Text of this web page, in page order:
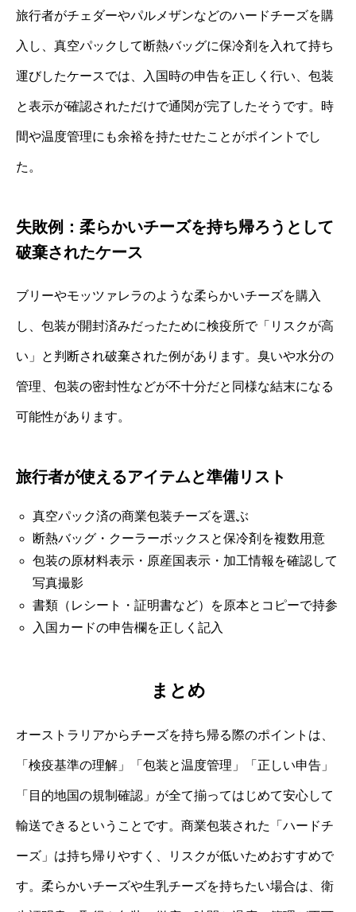
旅行者がチェダーやパルメザンなどのハードチーズを購
入し、真空パックして断熱バッグに保冷剤を入れて持ち
運びしたケースでは、入国時の申告を正しく行い、包装
と表示が確認されただけで通関が完了したそうです。時
間や温度管理にも余裕を持たせたことがポイントでし
た。
失敗例：柔らかいチーズを持ち帰ろうとして
破棄されたケース
ブリーやモッツァレラのような柔らかいチーズを購入
し、包装が開封済みだったために検疫所で「リスクが高
い」と判断され破棄された例があります。臭いや水分の
管理、包装の密封性などが不十分だと同様な結末になる
可能性があります。
旅行者が使えるアイテムと準備リスト
真空パック済の商業包装チーズを選ぶ
断熱バッグ・クーラーボックスと保冷剤を複数用意
包装の原材料表示・原産国表示・加工情報を確認して
写真撮影
書類（レシート・証明書など）を原本とコピーで持参
入国カードの申告欄を正しく記入
まとめ
オーストラリアからチーズを持ち帰る際のポイントは、
「検疫基準の理解」「包装と温度管理」「正しい申告」
「目的地国の規制確認」が全て揃ってはじめて安心して
輸送できるということです。商業包装された「ハードチ
ーズ」は持ち帰りやすく、リスクが低いためおすすめで
す。柔らかいチーズや生乳チーズを持ちたい場合は、衛